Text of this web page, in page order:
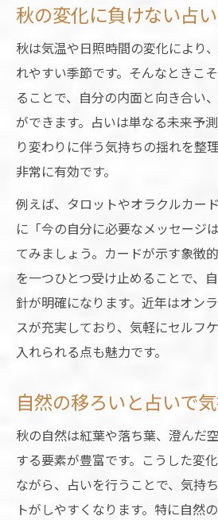
秋の変化に負けない占
秋は気温や日照時間の変化により
れやすい季節です。そんなときこ
ることで、自分の内面と向き合い
ができます。占いは単なる未来予
り変わりに伴う気持ちの揺れを整
非常に有効です。
例えば、タロットやオラクルカー
に「今の自分に必要なメッセージ
てみましょう。カードが示す象徴
を一つひとつ受け止めることで、
針が明確になります。近年はオン
スが充実しており、気軽にセルフ
入れられる点も魅力です。
自然の移ろいと占いで
秋の自然は紅葉や落ち葉、澄んだ
する要素が豊富です。こうした変
ながら、占いを行うことで、気持
トがしやすくなります。特に自然